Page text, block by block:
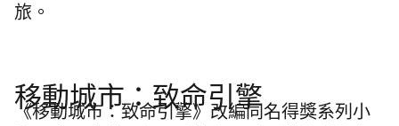
旅。
移動城市：致命引擎
《移動城市：致命引擎》改編同名得獎系列小